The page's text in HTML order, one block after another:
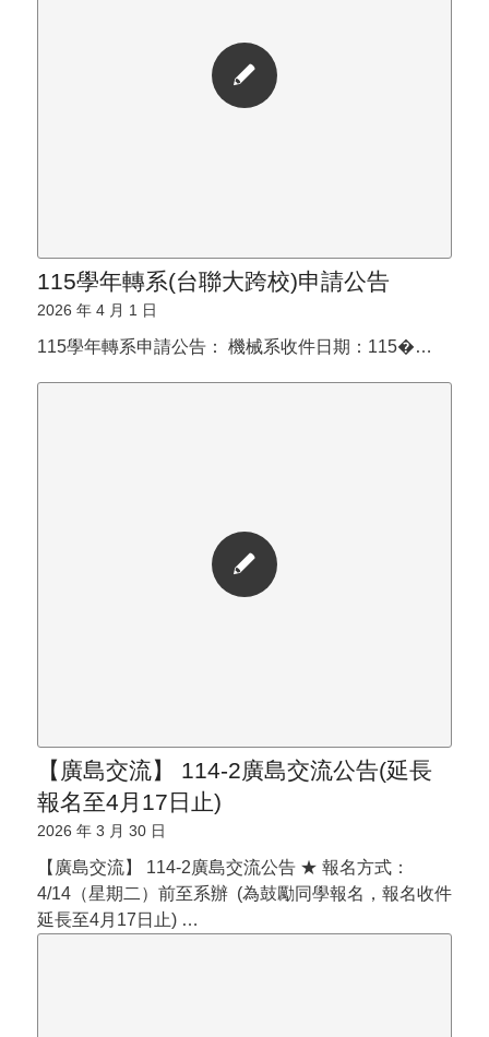
115學年轉系(台聯大跨校)申請公告
2026 年 4 月 1 日
115學年轉系申請公告： 機械系收件日期：115�…
【廣島交流】 114-2廣島交流公告(延長
報名至4月17日止)
2026 年 3 月 30 日
【廣島交流】 114-2廣島交流公告 ★ 報名方式：
4/14（星期二）前至系辦 (為鼓勵同學報名，報名收件
延長至4月17日止) …